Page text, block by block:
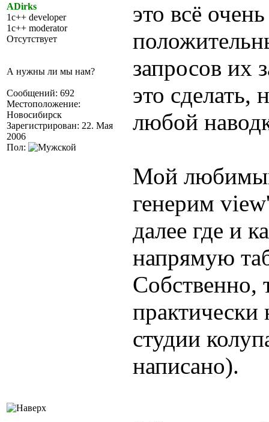
ADirks
1c++ developer
1c++ moderator
Отсутствует
А нужны ли мы нам?
Сообщений: 692
Местоположение:
Новосибирск
Зарегистрирован: 22. Мая
2006
Пол:
это всё
запросов их
это сделать,
любой
Мой
генерим
далее где и
напрямую
Собственно,
студии
написано).